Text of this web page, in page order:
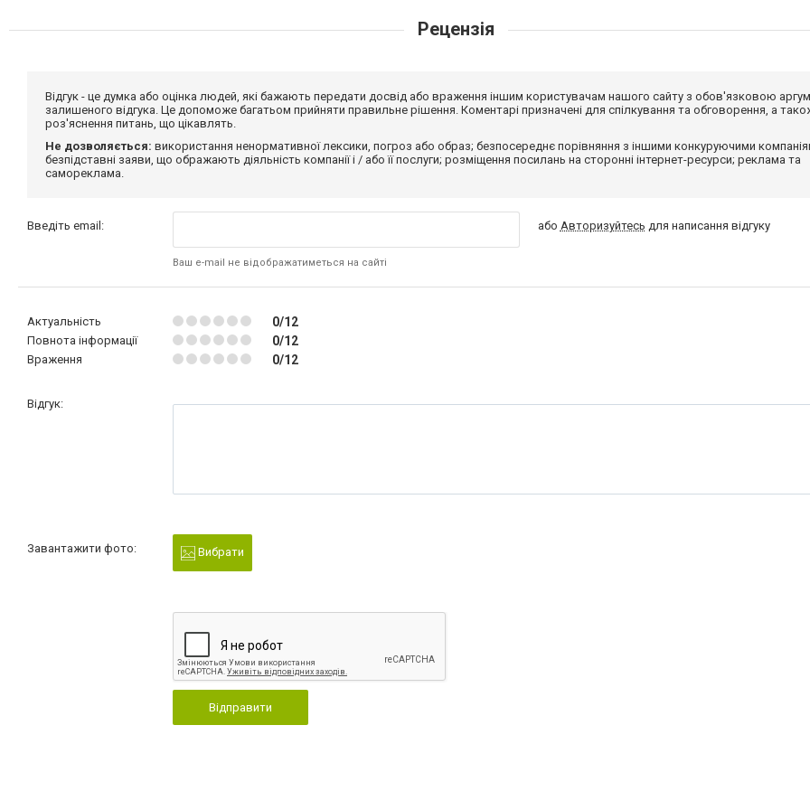
Рецензія
Відгук - це думка або оцінка людей, які бажають передати досвід або враження іншим користувачам нашого сайту з обов'язковою
залишеного відгука. Це допоможе багатьом прийняти правильне рішення. Коментарі призначені для спілкування та обговорення, а
роз'яснення питань, що цікавлять.
Не дозволяється: використання ненормативної лексики, погроз або образ; безпосереднє порівняння з іншими конкуруючими
безпідставні заяви, що ображають діяльність компанії і / або її послуги; розміщення посилань на сторонні інтернет-ресурси; реклама та
самореклама.
Введіть email:
Ваш e-mail не відображатиметься на сайті
або Авторизуйтесь для написання відгуку
Актуальність 0/12
Повнота інформації 0/12
Враження 0/12
Відгук:
Завантажити фото: Вибрати
Відправити